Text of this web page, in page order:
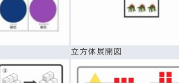
立方体展開図